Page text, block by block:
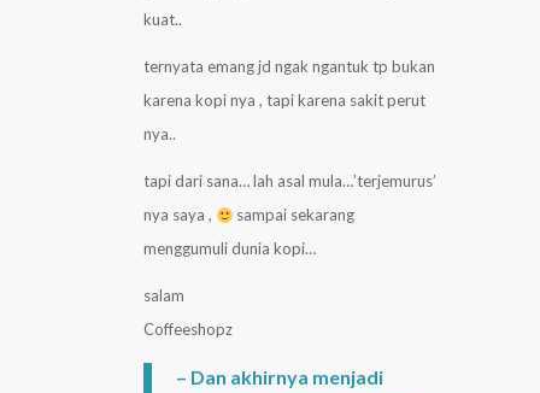
kuat..
ternyata emang jd ngak ngantuk tp bukan
karena kopi nya , tapi karena sakit perut
nya..
tapi dari sana… lah asal mula…’terjemurus’
nya saya ,
sampai sekarang
menggumuli dunia kopi…
salam
Coffeeshopz
– Dan akhirnya menjadi